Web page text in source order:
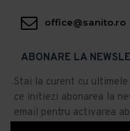
office@sanito.ro
ABONARE LA
Stai la curent cu
ce initiezi abonarea la
email pentru activarea